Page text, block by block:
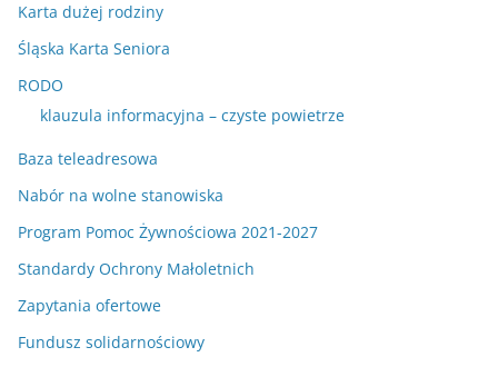
Karta dużej rodziny
Śląska Karta Seniora
RODO
klauzula informacyjna – czyste powietrze
Baza teleadresowa
Nabór na wolne stanowiska
Program Pomoc Żywnościowa 2021-2027
Standardy Ochrony Małoletnich
Zapytania ofertowe
Fundusz solidarnościowy